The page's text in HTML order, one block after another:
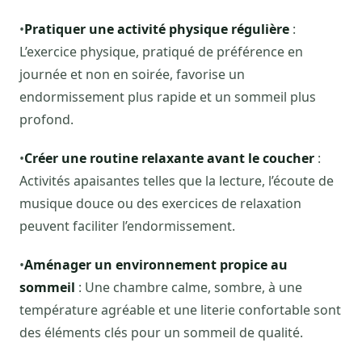
•Pratiquer une activité physique régulière :
L’exercice physique, pratiqué de préférence en
journée et non en soirée, favorise un
endormissement plus rapide et un sommeil plus
profond.
•Créer une routine relaxante avant le coucher :
Activités apaisantes telles que la lecture, l’écoute de
musique douce ou des exercices de relaxation
peuvent faciliter l’endormissement.
•Aménager un environnement propice au
sommeil : Une chambre calme, sombre, à une
température agréable et une literie confortable sont
des éléments clés pour un sommeil de qualité.